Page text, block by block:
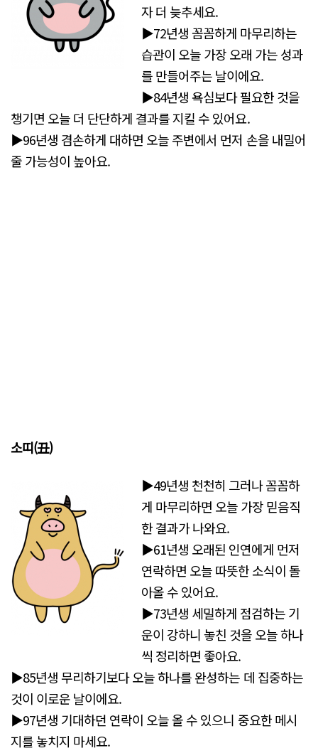
자 더 늦추세요.
▶72년생 꼼꼼하게 마무리하는
습관이 오늘 가장 오래 가는 성과
를 만들어주는 날이에요.
▶84년생 욕심보다 필요한 것을
챙기면 오늘 더 단단하게 결과를 지킬 수 있어요.
▶96년생 겸손하게 대하면 오늘 주변에서 먼저 손을 내밀어
줄 가능성이 높아요.
소띠(丑)
▶49년생 천천히 그러나 꼼꼼하
게 마무리하면 오늘 가장 믿음직
한 결과가 나와요.
▶61년생 오래된 인연에게 먼저
연락하면 오늘 따뜻한 소식이 돌
아올 수 있어요.
▶73년생 세밀하게 점검하는 기
운이 강하니 놓친 것을 오늘 하나
씩 정리하면 좋아요.
▶85년생 무리하기보다 오늘 하나를 완성하는 데 집중하는
것이 이로운 날이에요.
▶97년생 기대하던 연락이 오늘 올 수 있으니 중요한 메시
지를 놓치지 마세요.